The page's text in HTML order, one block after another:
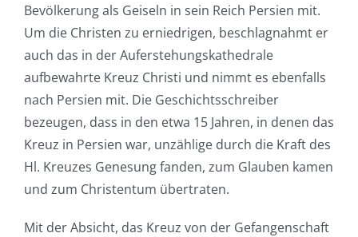
Bevölkerung als Geiseln in sein Reich Persien mit.
Um die Christen zu erniedrigen, beschlagnahmt er
auch das in der Auferstehungskathedrale
aufbewahrte Kreuz Christi und nimmt es ebenfalls
nach Persien mit. Die Geschichtsschreiber
bezeugen, dass in den etwa 15 Jahren, in denen das
Kreuz in Persien war, unzählige durch die Kraft des
Hl. Kreuzes Genesung fanden, zum Glauben kamen
und zum Christentum übertraten.
Mit der Absicht, das Kreuz von der Gefangenschaft